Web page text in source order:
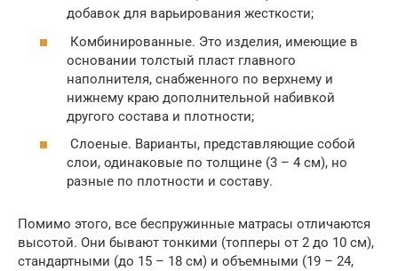
добавок для варьирования жесткости;
Комбинированные. Это изделия, имеющие в
основании толстый пласт главного
наполнителя, снабженного по верхнему и
нижнему краю дополнительной набивкой
другого состава и плотности;
Слоеные. Варианты, представляющие собой
слои, одинаковые по толщине (3 – 4 см), но
разные по плотности и составу.
Помимо этого, все беспружинные матрасы отличаются
высотой. Они бывают тонкими (топперы от 2 до 10 см),
стандартными (до 15 – 18 см) и объемными (19 – 24,